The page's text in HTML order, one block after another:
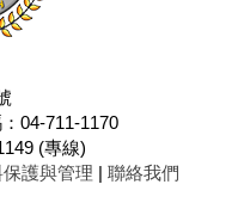
04-711-1170
(專線)
護與管理 | 聯絡我們